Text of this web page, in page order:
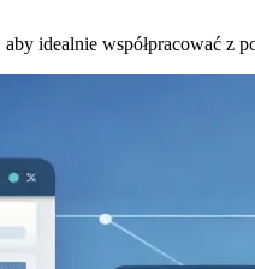
idealnie współpracować z